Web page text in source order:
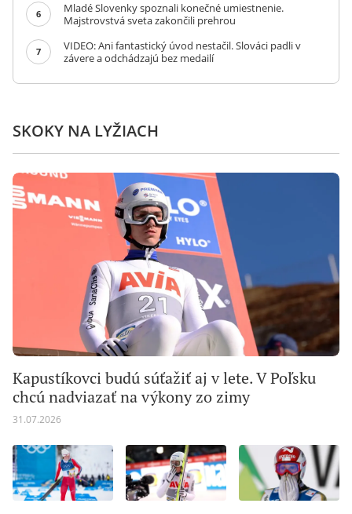
6
Mladé Slovenky spoznali konečné umiestnenie.
Majstrovstvá sveta zakončili prehrou
7
VIDEO: Ani fantastický úvod nestačil. Slováci padli v
závere a odchádzajú bez medailí
SKOKY NA LYŽIACH
Kapustíkovci budú súťažiť aj v lete. V Poľsku
chcú nadviazať na výkony zo zimy
31.07.2026